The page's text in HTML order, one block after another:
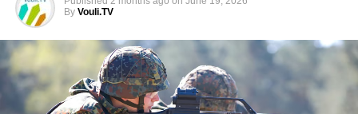
δεν διαθέτει καθεστώς εγγυήτριας δύναμης, και της
Ελληνοκυπριακής Διοίκησης Νότιας Κύπρου αποτελεί μια
πρωτοβουλία χωρίς νομιμοποίηση, που διαταράσσει τις
ευαίσθητες ισορροπίες και είναι αντίθετη προς το διεθνές
By Vouli.TV